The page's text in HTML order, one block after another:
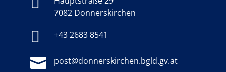
7082 Donnerskirchen
 +43 2683 8541
 post@donnerskirchen.bgld.gv.at